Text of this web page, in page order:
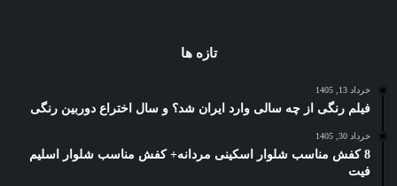
تازه ها
خرداد 13, 1405
فیلم رنگی از چه سالی وارد ایران شد؟ و سال اختراع دوربین رنگی
خرداد 30, 1405
8 کفش مناسب شلوار اسکینی مردانه+ کفش مناسب شلوار اسلیم
فیت